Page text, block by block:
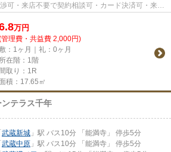
可・来店不要で契約相談可・カード決済可・来店
万円
管理費・共益費 2,000円)
敷：1ヶ月｜礼：0ヶ月
所在階：1階
間取り：1R
積：17.65㎡
ンテラス千年
武蔵新城 」駅 バス10分 「能満寺」 停歩5分
武蔵中原 」駅 バス10分 「能満寺」 停歩5分